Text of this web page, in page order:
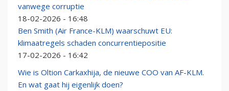
vanwege corruptie
18-02-2026 - 16:48
Ben Smith (Air France-KLM) waarschuwt EU:
klimaatregels schaden concurrentiepositie
17-02-2026 - 16:42
Wie is Oltion Carkaxhija, de nieuwe COO van AF-KLM.
En wat gaat hij eigenlijk doen?